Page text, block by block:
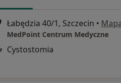
Łabędzia 40/1, Szczecin •
MedPoint Centrum Medyczne
Cystostomia